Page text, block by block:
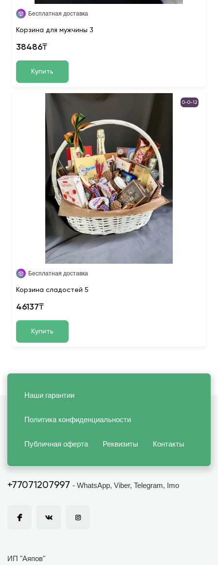
Бесплатная доставка
Корзина для мужчины 3
38486₸
Купить
0-0-12
Бесплатная доставка
Корзина сладостей 5
46137₸
Купить
Наши гарантии
Политика конфиденциальности
Публичная оферта Реквизиты Контакты
+77071207997 - WhatsApp, Viber, Telegram, Imo
ИП "Аяпов"